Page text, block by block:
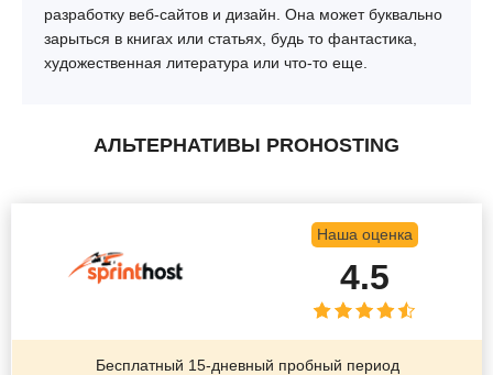
разработку веб-сайтов и дизайн. Она может буквально
зарыться в книгах или статьях, будь то фантастика,
художественная литература или что-то еще.
АЛЬТЕРНАТИВЫ PROHOSTING
Наша оценка
4.5
Бесплатный 15-дневный пробный период